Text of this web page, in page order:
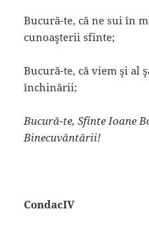
Bucură-te, că ne sui în
cunoaşterii sfinte;
Bucură-te, că viem şi al
închinării;
Bucură-te, Sfinte Ioane
Binecuvântării!
CondacIV